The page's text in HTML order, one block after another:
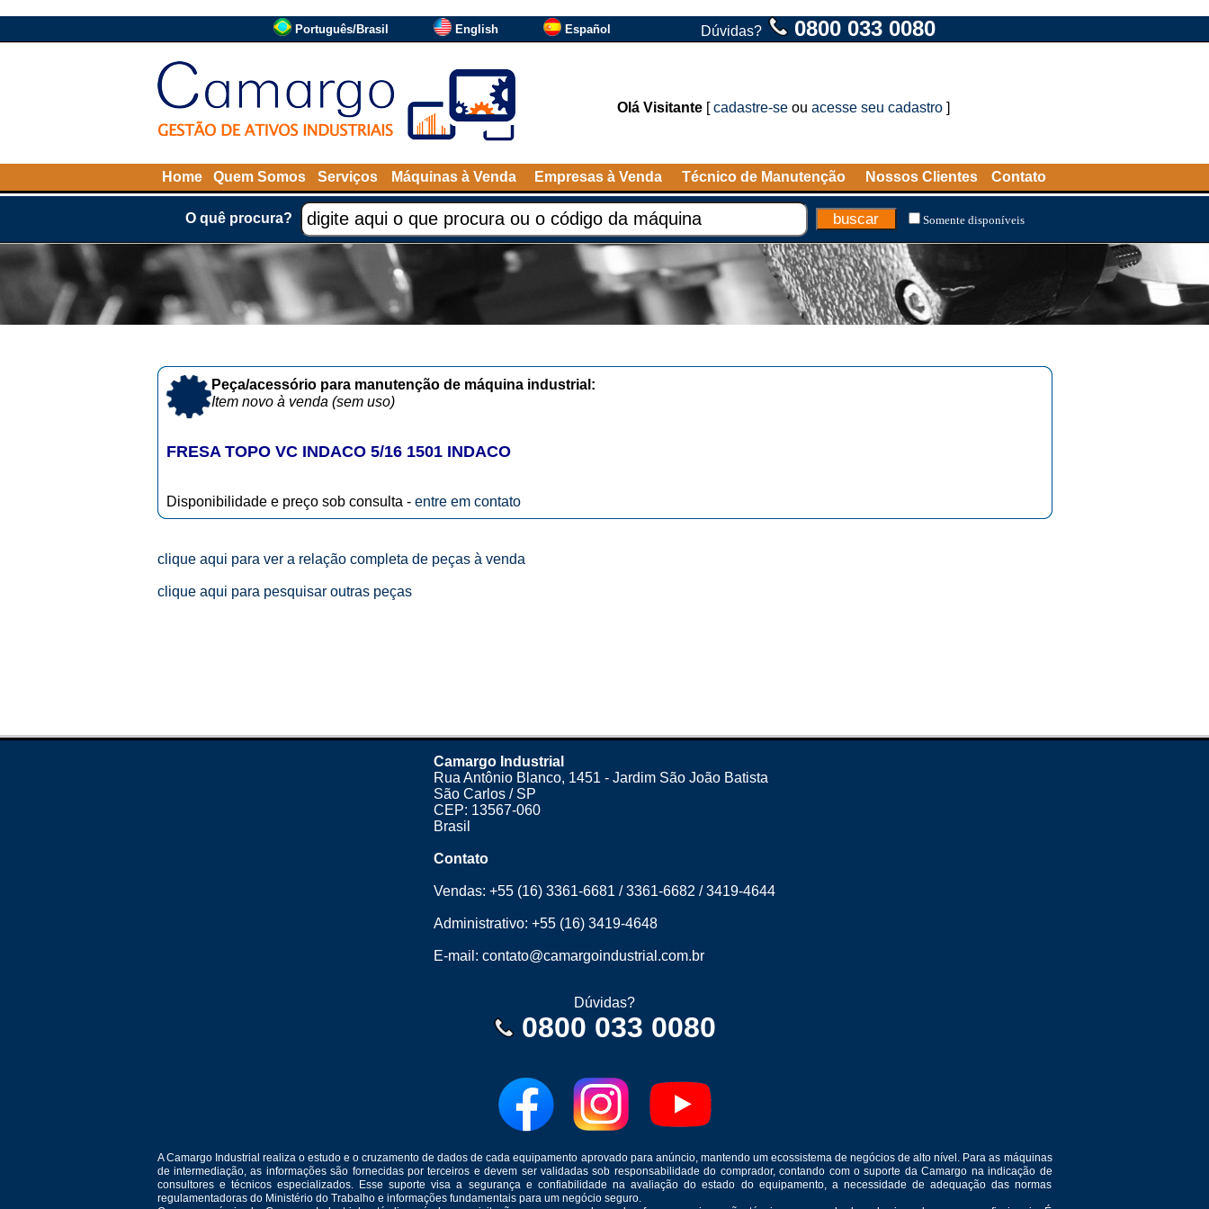
Português/Brasil English Español Dúvidas? 0800 033 0080
Olá Visitante [cadastre-se ou acesse seu cadastro ]
Home Quem Somos Serviços Máquinas à Venda Empresas à Venda Técnico de Manutenção Nossos Clientes Contato
O quê procura? Somente disponíveis
Peça/acessório para manutenção de máquina industrial:
Item novo à venda (sem uso)
FRESA TOPO VC INDACO 5/16 1501 INDACO
Disponibilidade e preço sob consulta - entre em contato
clique aqui para ver a relação completa de peças à venda
clique aqui para pesquisar outras peças
Camargo Industrial
Rua Antônio Blanco, 1451 - Jardim São João Batista
São Carlos / SP
CEP: 13567-060
Brasil
Contato
Vendas: +55 (16) 3361-6681 /3361-6682 /3419-4644
Administrativo: +55 (16) 3419-4648
E-mail: contato@camargoindustrial.com.br
Dúvidas?
0800 033 0080
A Camargo Industrial realiza o estudo e o cruzamento de dados de cada equipamento aprovado para anúncio, mantendo um ecossistema de negócios de alto nível. Para as máquinas
de intermediação, as informações são fornecidas por terceiros e devem ser validadas sob responsabilidade do comprador, contando com o suporte da Camargo na indicação de
consultores e técnicos especializados. Esse suporte visa a segurança e confiabilidade na avaliação do estado do equipamento, a necessidade de adequação das normas
regulamentadoras do Ministério do Trabalho e informações fundamentais para um negócio seguro.